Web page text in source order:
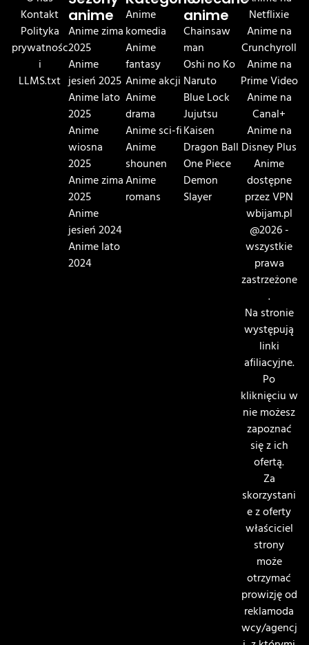
Kontakt
Polityka
prywatnośc
i
LLMS.txt
anime
Anime zima
2025
Anime
jesień 2025
Anime lato
2025
Anime
wiosna
2025
Anime zima
2025
Anime
jesień 2024
Anime lato
2024
Anime
komedia
Anime
fantasy
Anime akcji
Anime
drama
Anime sci-fi
Anime
shounen
Anime
romans
anime
Chainsaw
man
Oshi no Ko
Naruto
Blue Lock
Jujutsu
Kaisen
Dragon Ball
One Piece
Demon
Slayer
Netflixie
Anime na
Crunchyroll
Anime na
Prime Video
Anime na
Canal+
Anime na
Disney Plus
Anime
dostępne
przez VPN
wbijam.pl
@2026 -
wszystkie
prawa
zastrzeżone
.
Na stronie
występują
linki
afiliacyjne.
Po
kliknięciu w
nie możesz
zapoznać
się z ich
ofertą.
Za
skorzystani
e z oferty
właściciel
strony
może
otrzymać
prowizję od
reklamoda
wcy/agencj